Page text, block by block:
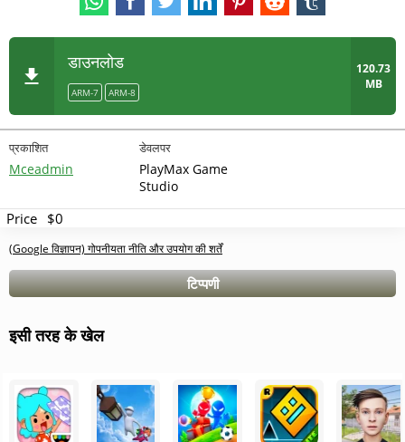
डाउनलोड
ARM-7 ARM-8
120.73
MB
प्रकाशित
Mceadmin
डेवलपर
PlayMax Game
Studio
Price $0
(Google विज्ञापन) गोपनीयता नीति और उपयोग की शर्तें
टिप्पणी
इसी तरह के खेल